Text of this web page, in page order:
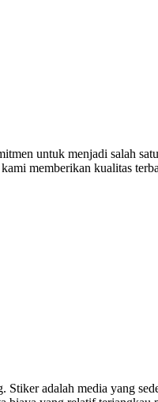
untuk menjadi salah
kami memberikan kualitas
adalah media yang